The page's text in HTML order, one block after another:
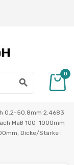
search
0
0.2-50.8mm 2.4683
Maß 100-1000mm
Dicke/Stärke :